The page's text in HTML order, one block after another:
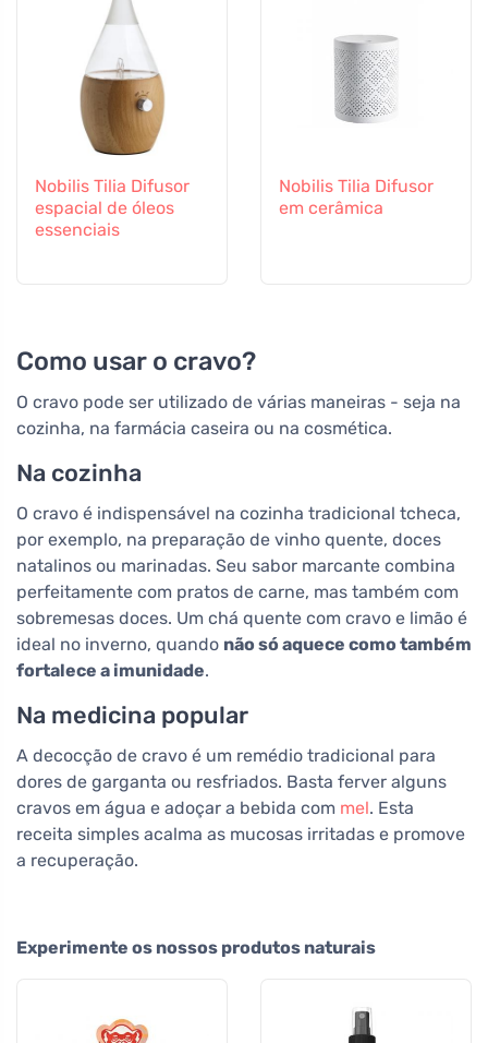
Nobilis Tilia Difusor
espacial de óleos
essenciais
Nobilis Tilia Difusor
em cerâmica
Como usar o cravo?
O cravo pode ser utilizado de várias maneiras - seja na
cozinha, na farmácia caseira ou na cosmética.
Na cozinha
O cravo é indispensável na cozinha tradicional tcheca,
por exemplo, na preparação de vinho quente, doces
natalinos ou marinadas. Seu sabor marcante combina
perfeitamente com pratos de carne, mas também com
sobremesas doces. Um chá quente com cravo e limão é
ideal no inverno, quando não só aquece como também
fortalece a imunidade.
Na medicina popular
A decocção de cravo é um remédio tradicional para
dores de garganta ou resfriados. Basta ferver alguns
cravos em água e adoçar a bebida com mel. Esta
receita simples acalma as mucosas irritadas e promove
a recuperação.
Experimente os nossos produtos naturais